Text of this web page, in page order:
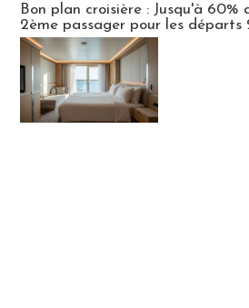
Bon plan croisière : Jusqu'à 60%
2ème passager pour les départs